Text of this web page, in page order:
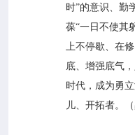
时”的意识、勤
葆“一日不使其
上不停歇、在
底、增强底气
时代，成为勇
儿、开拓者。（